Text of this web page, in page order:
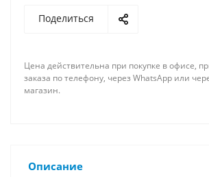
Поделиться
Цена действительна при покупке в офисе,
заказа по телефону, через WhatsApp или
магазин.
Описание